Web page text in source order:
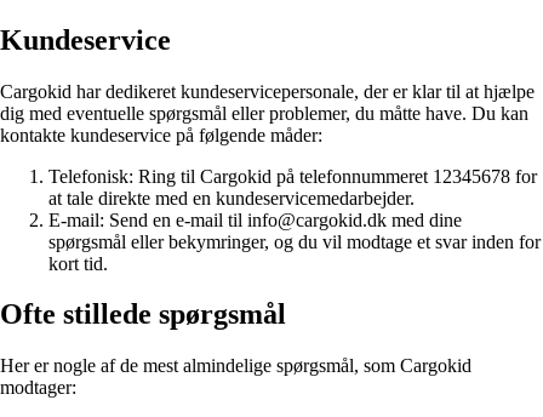
Kundeservice
Cargokid har dedikeret kundeservicepersonale, der er klar til at hjælpe
dig med eventuelle spørgsmål eller problemer, du måtte have. Du kan
kontakte kundeservice på følgende måder:
Telefonisk: Ring til Cargokid på telefonnummeret 12345678 for
at tale direkte med en kundeservicemedarbejder.
E-mail: Send en e-mail til info@cargokid.dk med dine
spørgsmål eller bekymringer, og du vil modtage et svar inden for
kort tid.
Ofte stillede spørgsmål
Her er nogle af de mest almindelige spørgsmål, som Cargokid
modtager: